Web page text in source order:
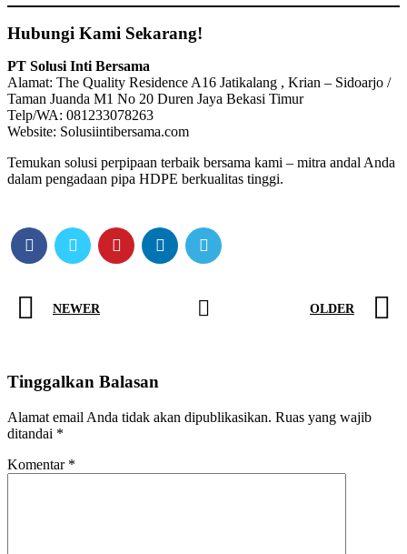
Hubungi Kami Sekarang!
PT Solusi Inti Bersama
Alamat: The Quality Residence A16 Jatikalang , Krian – Sidoarjo /
Taman Juanda M1 No 20 Duren Jaya Bekasi Timur
Telp/WA: 081233078263
Website: Solusiintibersama.com
Temukan solusi perpipaan terbaik bersama kami – mitra andal Anda
dalam pengadaan pipa HDPE berkualitas tinggi.
NEWER OLDER
Tinggalkan Balasan
Alamat email Anda tidak akan dipublikasikan. Ruas yang wajib
ditandai *
Komentar *